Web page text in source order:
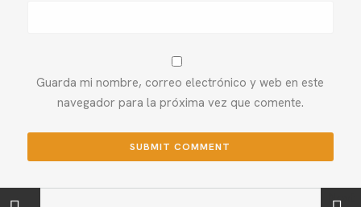
Guarda mi nombre, correo electrónico y web en este
navegador para la próxima vez que comente.
←
Next